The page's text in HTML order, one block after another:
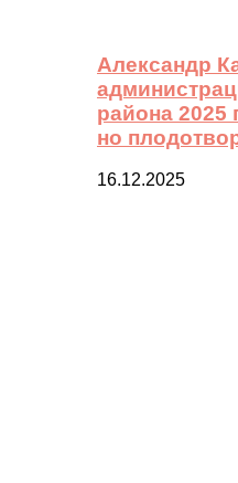
Александр
района
но
16.12.2025